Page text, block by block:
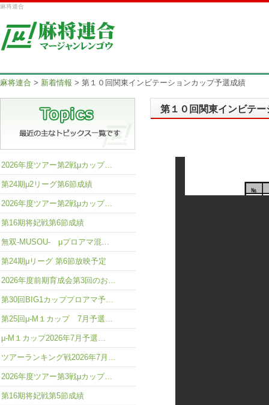
麻将連合
麻将連合 > 新着情報 > 第１０回関東インビテーションカップ予選成績
第１０回関東インビテ
2026年度ツアー第2戦μカップ…
第24期μ2リーグ第6節成績
2026年度ツアー第2戦μカップ…
第16期将妃戦第6節成績
無双-MUSOU- μプロアマ混…
第24期μリーグ 第6節放映予定
2026年度前期育成会第3回のお…
第30回BIG1カッププロアマ予…
第25回μ-M１カップ 7月予選…
μ-M１カップ2026年7月予選…
ツアーランキング戦2026年7月…
2026年度ツアー第3戦μカップ…
第16期将妃戦第5節成績